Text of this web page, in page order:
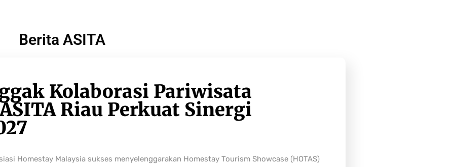
Berita ASITA
Kolaborasi Pariwisata
Riau Perkuat Sinergi
Homestay Malaysia sukses menyelenggarakan Homestay Tourism Showcase (HOTAS)